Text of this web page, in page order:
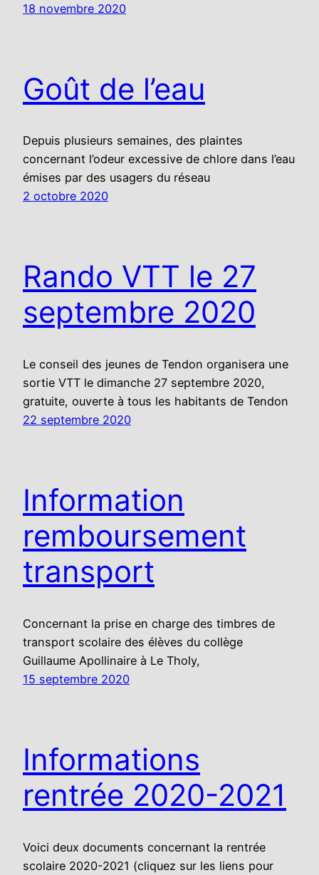
18 novembre 2020
Goût de l’eau
Depuis plusieurs semaines, des plaintes
concernant l’odeur excessive de chlore dans l’eau
émises par des usagers du réseau
2 octobre 2020
Rando VTT le 27
septembre 2020
Le conseil des jeunes de Tendon organisera une
sortie VTT le dimanche 27 septembre 2020,
gratuite, ouverte à tous les habitants de Tendon
22 septembre 2020
Information
remboursement
transport
Concernant la prise en charge des timbres de
transport scolaire des élèves du collège
Guillaume Apollinaire à Le Tholy,
15 septembre 2020
Informations
rentrée 2020-2021
Voici deux documents concernant la rentrée
scolaire 2020-2021 (cliquez sur les liens pour